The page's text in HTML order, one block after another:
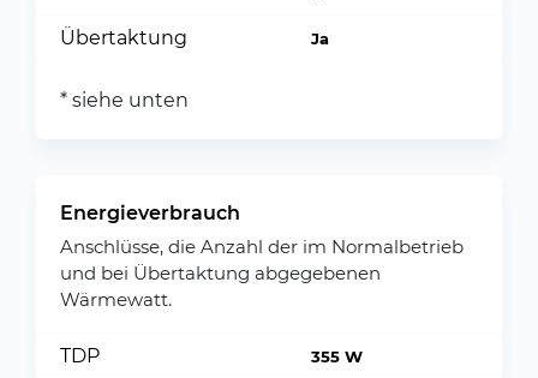
Übertaktung Ja
* siehe unten
Energieverbrauch
Anschlüsse, die Anzahl der im Normalbetrieb
und bei Übertaktung abgegebenen
Wärmewatt.
TDP 355 W